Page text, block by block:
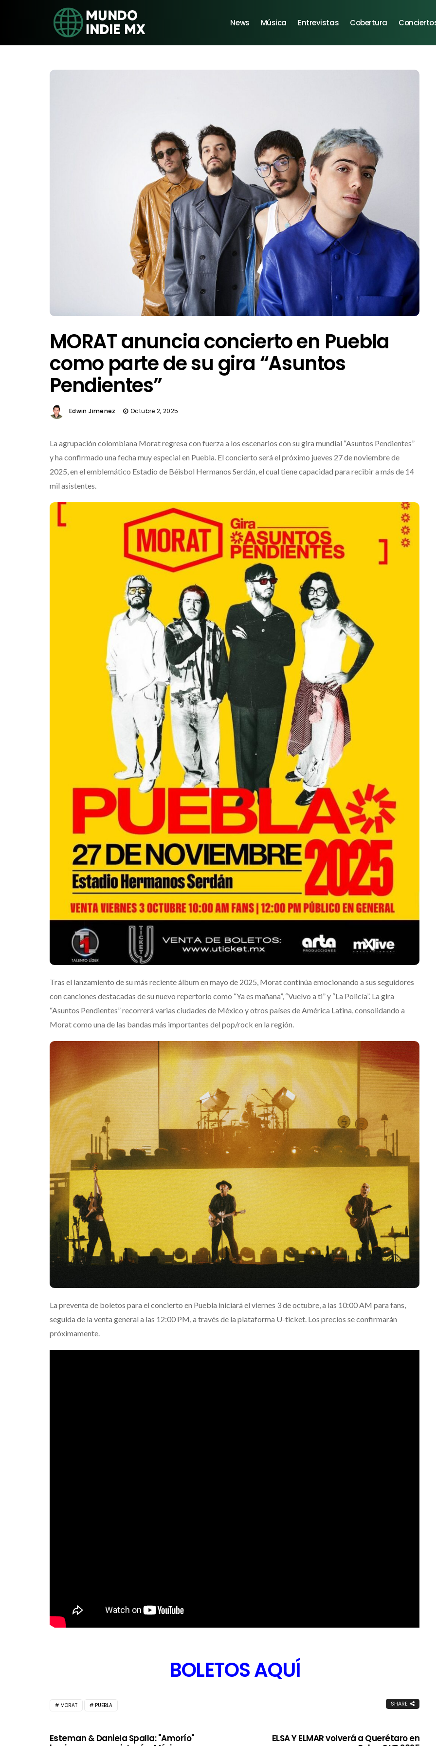
News Música Entrevistas Cobertura
MORAT anuncia concierto en Puebla
como parte de su gira “Asuntos
Pendientes”
Edwin Jimenez Octubre 2, 2025
La agrupación colombiana Morat regresa con fuerza a los escenarios con su gira mundial “Asuntos Pendientes”
y ha confirmado una fecha muy especial en Puebla. El concierto será el próximo jueves 27 de noviembre de
2025, en el emblemático Estadio de Béisbol Hermanos Serdán, el cual tiene capacidad para recibir a más de 14
mil asistentes.
Tras el lanzamiento de su más reciente álbum en mayo de 2025, Morat continúa emocionando a sus seguidores
con canciones destacadas de su nuevo repertorio como “Ya es mañana”, “Vuelvo a ti” y “La Policía”. La gira
“Asuntos Pendientes” recorrerá varias ciudades de México y otros países de América Latina, consolidando a
Morat como una de las bandas más importantes del pop/rock en la región.
La preventa de boletos para el concierto en Puebla iniciará el viernes 3 de octubre, a las 10:00 AM para fans,
seguida de la venta general a las 12:00 PM, a través de la plataforma U-ticket. Los precios se confirmarán
próximamente.
BOLETOS AQUÍ
MORAT PUEBLA SHARE
Esteman & Daniela Spalla: "Amorío"
ELSA Y ELMAR volverá a Querétaro en
Suki Waterhouse estrena
su nuevo álbum
“Loveland”
Edwin Jimenez Julio 13, 2026
Levi’s® presenta a Belinda
como su nueva
embajadora para
Latinoamérica
Edwin Jimenez